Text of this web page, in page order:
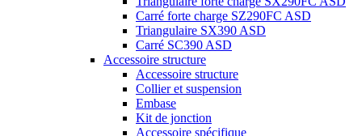
Carré forte charge SZ290FC ASD
Triangulaire SX390 ASD
Carré SC390 ASD
Accessoire structure
Accessoire structure
Collier et suspension
Embase
Kit de jonction
Accessoire spécifique